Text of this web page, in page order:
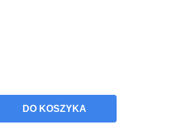
DO KOSZYKA